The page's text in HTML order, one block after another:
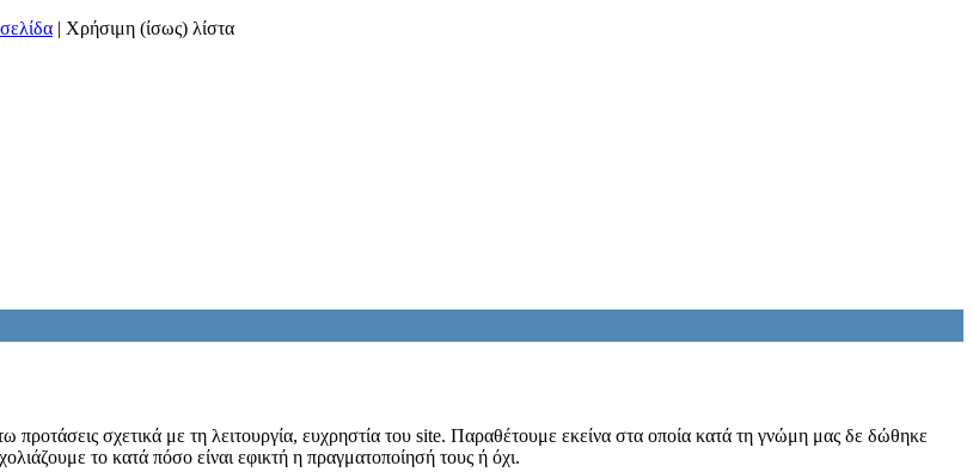
| Χρήσιμη (ίσως) λίστα
σχετικά με τη λειτουργία, ευχρηστία του site. Παραθέτουμε εκείνα στα οποία κατά τη γνώμη μας δε δώθηκε
το κατά πόσο είναι εφικτή η πραγματοποίησή τους ή όχι.